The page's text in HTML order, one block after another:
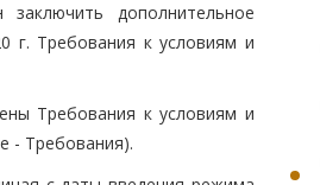
дополнительное
г. Требования к условиям и
Требования к условиям и
- Требования).